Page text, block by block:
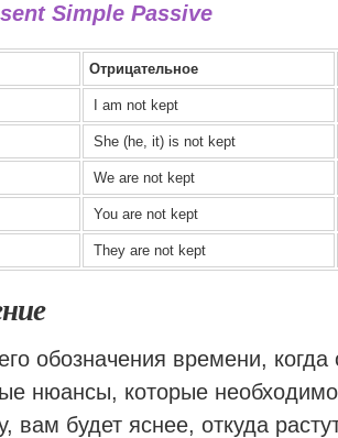
Simple Passive
Отрицательное
I am not kept
She (he, it) is not kept
We are not kept
You are not kept
They are not kept
обозначения времени, когда
нюансы, которые
вам будет яснее, откуда